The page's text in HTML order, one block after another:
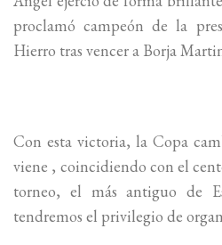
proclamó campeón de la
Hierro tras vencer a Borja
Con esta victoria, la Copa
viene , coincidiendo con el
torneo, el más antiguo de
tendremos el privilegio de